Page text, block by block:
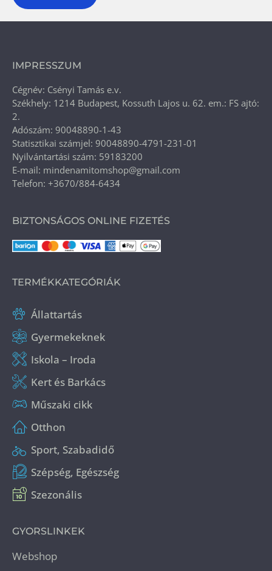
IMPRESSZUM
Cégnév: Csényi Tamás e.v.
Székhely: 1214 Budapest, Kossuth Lajos u. 62. em.: FS ajtó:
2.
Adószám: 90048890-1-43
Statisztikai számjel: 90048890-4791-231-01
Nyilvántartási szám: 59183200
E-mail: mindenamitomshop@gmail.com
Telefon: +3670/884-6434
BIZTONSÁGOS ONLINE FIZETÉS
TERMÉKKATEGÓRIÁK
Állattartás
Gyermekeknek
Iskola – Iroda
Kert és Barkács
Műszaki cikk
Otthon
Sport, Szabadidő
Szépség, Egészség
Szezonális
GYORSLINKEK
Webshop